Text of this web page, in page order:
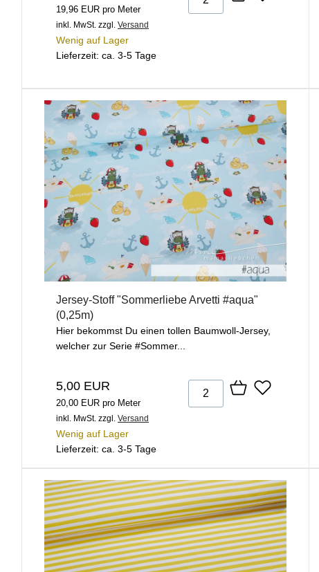
19,96 EUR pro Meter
inkl. MwSt. zzgl. Versand
Wenig auf Lager
Lieferzeit: ca. 3-5 Tage
Jersey-Stoff "Sommerliebe Arvetti #aqua"
(0,25m)
Hier bekommst Du einen tollen Baumwoll-Jersey,
welcher zur Serie #Sommer...
5,00 EUR
20,00 EUR pro Meter
inkl. MwSt. zzgl. Versand
Wenig auf Lager
Lieferzeit: ca. 3-5 Tage